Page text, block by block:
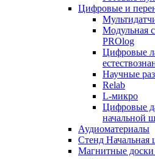
Цифровые и
Модульная
PROlog
Цифровые
Научные
Relab
L-микро
Цифровые
начальной
Аудиоматериалы
Стенд Начальная
Магнитные доски